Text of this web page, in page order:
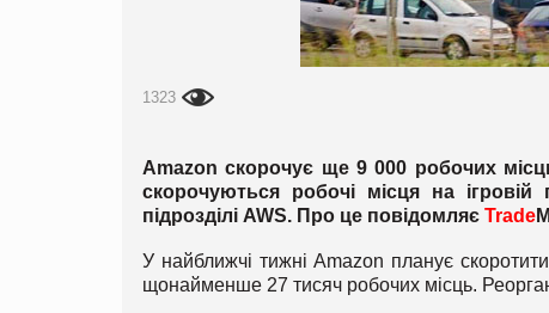
1323
Amazon скорочує ще 9 000 робочих
скорочуються робочі місця на
підрозділі AWS. Про це повідомляє Trade
У найближчі тижні Amazon планує
щонайменше 27 тисяч робочих місць.